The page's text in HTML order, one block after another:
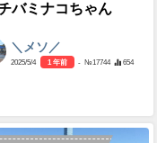
バミナコちゃん
＼メソ／
2025/5/4 1 年前 - №17744 654